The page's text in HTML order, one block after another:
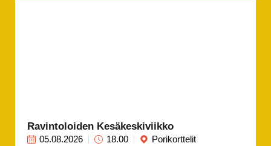
Ravintoloiden Kesäkeskiviikko
05.08.2026 18.00
Porikorttelit